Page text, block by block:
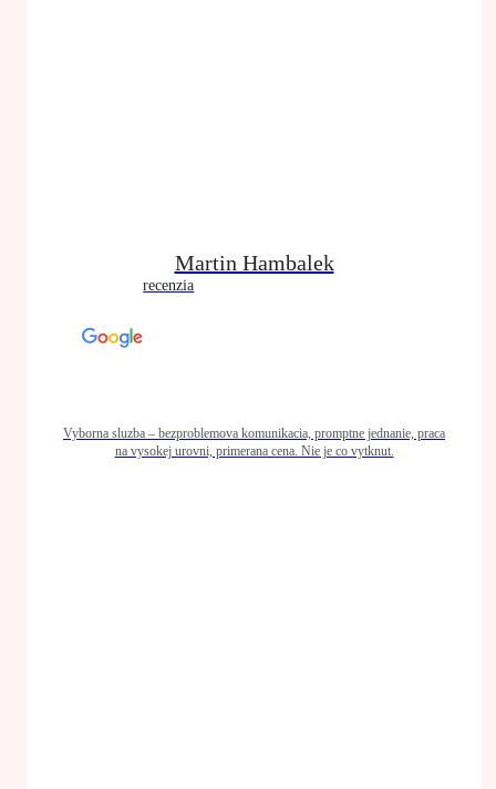
Martin Hambalek
recenzia
Vyborna sluzba – bezproblemova komunikacia, promptne jednanie, praca
na vysokej urovni, primerana cena. Nie je co vytknut.